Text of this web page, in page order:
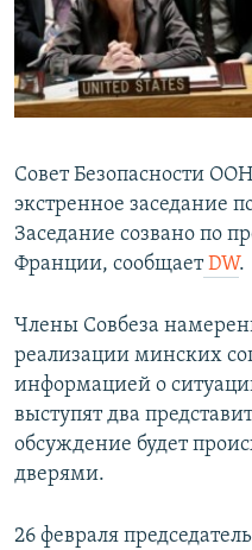
ПОБЕДИТЕЛЕЙ НЕ СУДЯТ?
КРЫМ.НЕПОКОРЕННЫЙ
ELIFBE
ПРИСОЕДИНЯЙТЕСЬ!
Все сайты RFE/RL
Совет Безопасности
экстренное заседание
Заседание созвано по
Франции, сообщаетDW.
Члены Совбеза
реализации минских
информацией о
выступят два
обсуждение будет
дверями.
26 февраля